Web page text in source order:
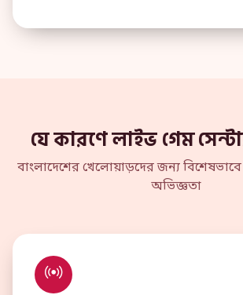
যে কারণে লাইভ গেম
বাংলাদেশের খেলোয়াড়দের জন্য
অভিজ্ঞতা